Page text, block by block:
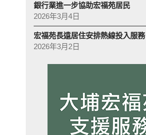
銀行業進一步協助宏福苑居民
2026年3月4日
宏福苑長遠居住安排熱線投入服務
2026年3月2日